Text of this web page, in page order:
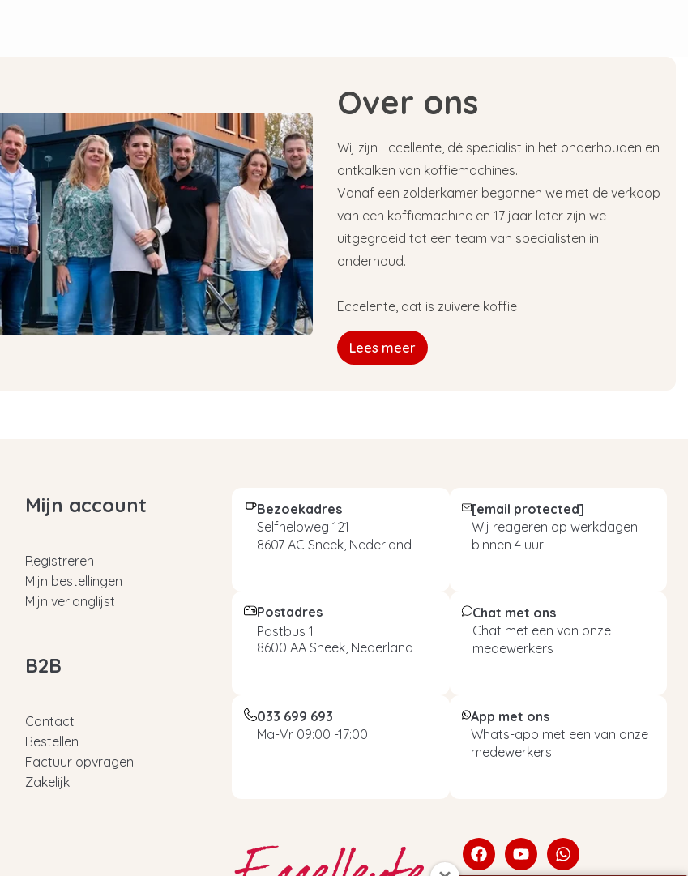
Over ons
Wij zijn Eccellente, dé specialist in het onderhouden en
ontkalken van koffiemachines.
Vanaf een zolderkamer begonnen we met de verkoop
van een koffiemachine en 17 jaar later zijn we
uitgegroeid tot een team van specialisten in
onderhoud.
Eccelente, dat is zuivere koffie
Lees meer
Mijn account
Registreren
Mijn bestellingen
Mijn verlanglijst
B2B
Contact
Bestellen
Factuur opvragen
Zakelijk
Bezoekadres
Selfhelpweg 121
8607 AC Sneek, Nederland
[email protected]
Wij reageren op werkdagen
binnen 4 uur!
Postadres
Postbus 1
8600 AA Sneek, Nederland
Chat met ons
Chat met een van onze
medewerkers
033 699 693
Ma-Vr 09:00 -17:00
App met ons
Whats-app met een van onze
medewerkers.